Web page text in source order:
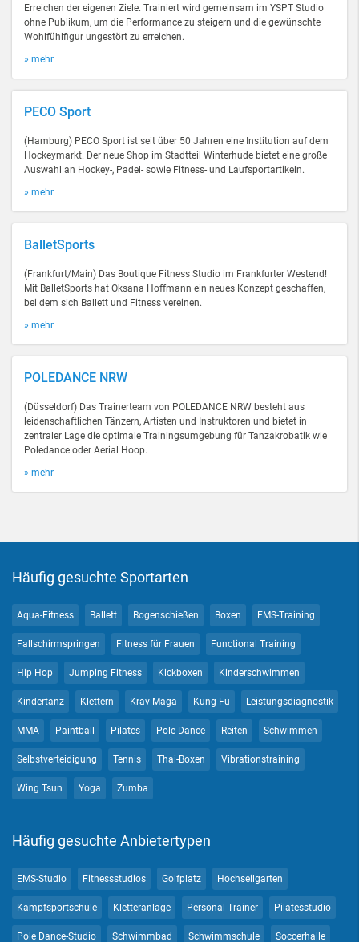
Erreichen der eigenen Ziele. Trainiert wird gemeinsam im YSPT Studio
ohne Publikum, um die Performance zu steigern und die gewünschte
Wohlfühlfigur ungestört zu erreichen.
» mehr
PECO Sport
(Hamburg) PECO Sport ist seit über 50 Jahren eine Institution auf dem
Hockeymarkt. Der neue Shop im Stadtteil Winterhude bietet eine große
Auswahl an Hockey-, Padel- sowie Fitness- und Laufsportartikeln.
» mehr
BalletSports
(Frankfurt/Main) Das Boutique Fitness Studio im Frankfurter Westend!
Mit BalletSports hat Oksana Hoffmann ein neues Konzept geschaffen,
bei dem sich Ballett und Fitness vereinen.
» mehr
POLEDANCE NRW
(Düsseldorf) Das Trainerteam von POLEDANCE NRW besteht aus
leidenschaftlichen Tänzern, Artisten und Instruktoren und bietet in
zentraler Lage die optimale Trainingsumgebung für Tanzakrobatik wie
Poledance oder Aerial Hoop.
» mehr
Häufig gesuchte Sportarten
Aqua-Fitness Ballett Bogenschießen Boxen EMS-Training
Fallschirmspringen Fitness für Frauen Functional Training
Hip Hop Jumping Fitness Kickboxen Kinderschwimmen
Kindertanz Klettern Krav Maga Kung Fu Leistungsdiagnostik
MMA Paintball Pilates Pole Dance Reiten Schwimmen
Selbstverteidigung Tennis Thai-Boxen Vibrationstraining
Wing Tsun Yoga Zumba
Häufig gesuchte Anbietertypen
EMS-Studio Fitnessstudios Golfplatz Hochseilgarten
Kampfsportschule Kletteranlage Personal Trainer Pilatesstudio
Pole Dance-Studio Schwimmbad Schwimmschule Soccerhalle